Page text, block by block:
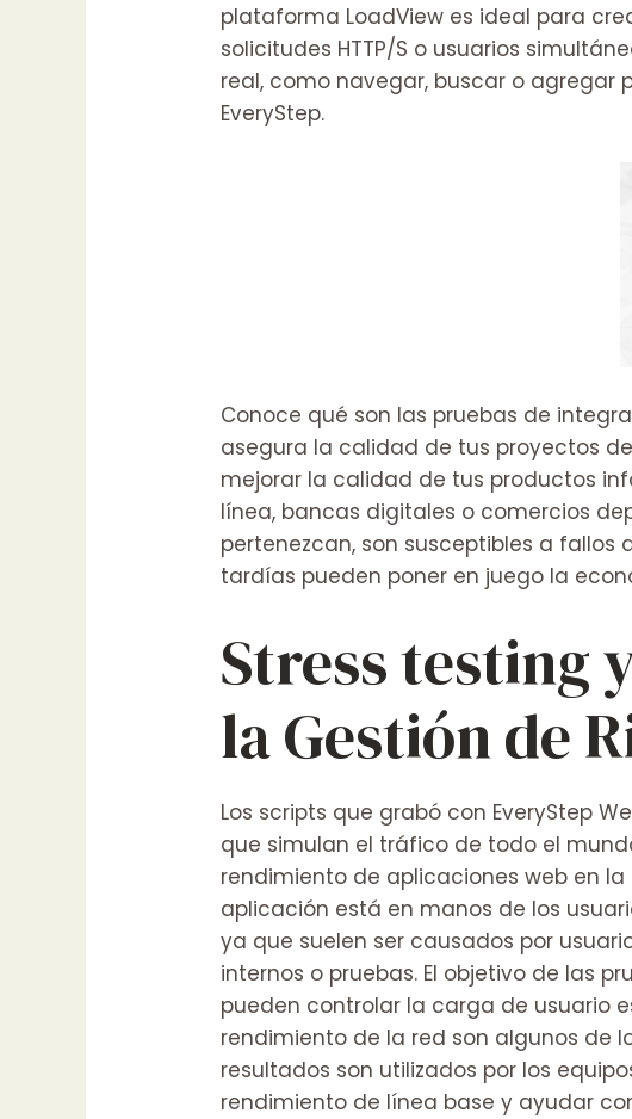
plataforma LoadView es ideal para
solicitudes HTTP/S o usuarios
real, como navegar, buscar o agregar
EveryStep.
Conoce qué son las pruebas de
asegura la calidad de tus proyectos
mejorar la calidad de tus productos
línea, bancas digitales o comercios
pertenezcan, son susceptibles a
tardías pueden poner en juego la
Stress testing
la Gestión de
Los scripts que grabó con EveryStep
que simulan el tráfico de todo el
rendimiento de aplicaciones web en
aplicación está en manos de los
ya que suelen ser causados por
internos o pruebas. El objetivo de las
pueden controlar la carga de usuario
rendimiento de la red son algunos de
resultados son utilizados por los
rendimiento de línea base y ayudar